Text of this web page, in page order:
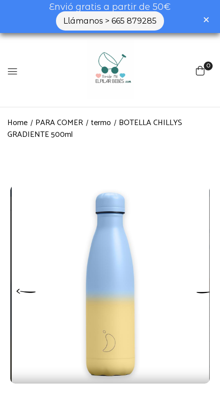
Envió gratis a partir de 50€
Llámanos > 665 879285
0
Home PARA COMER termo
BOTELLA CHILLYS
GRADIENTE 500ml